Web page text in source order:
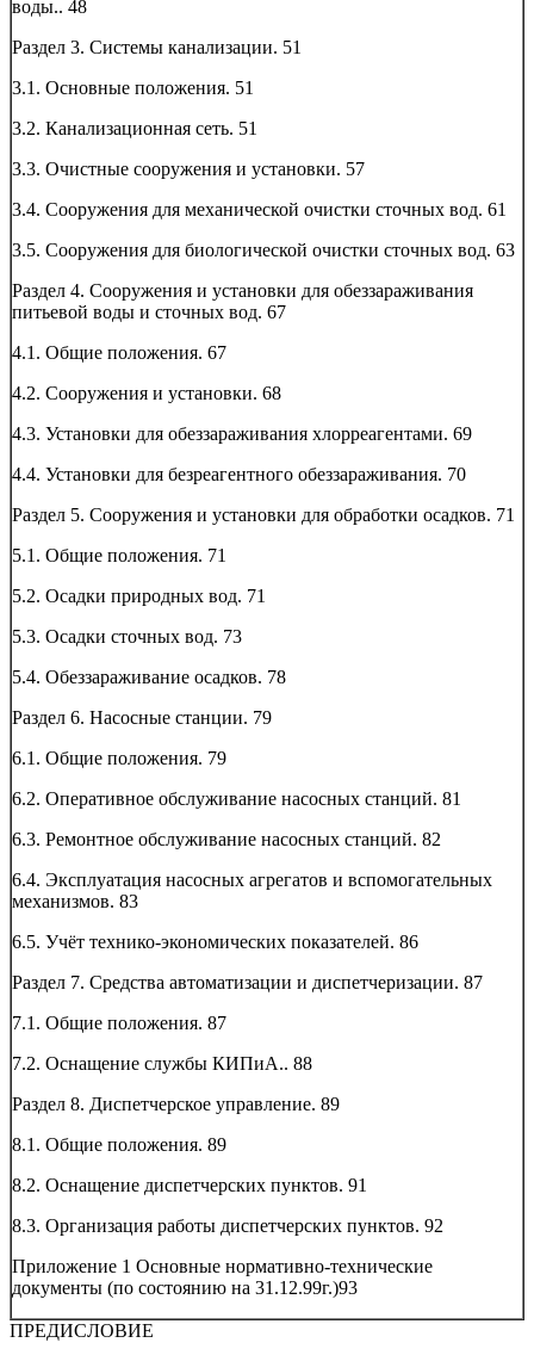
воды.. 48
Раздел 3. Системы канализации. 51
3.1. Основные положения. 51
3.2. Канализационная сеть. 51
3.3. Очистные сооружения и установки. 57
3.4. Сооружения для механической очистки сточных вод. 61
3.5. Сооружения для биологической очистки сточных вод. 63
Раздел 4. Сооружения и установки для обеззараживания
питьевой воды и сточных вод. 67
4.1. Общие положения. 67
4.2. Сооружения и установки. 68
4.3. Установки для обеззараживания хлорреагентами. 69
4.4. Установки для безреагентного обеззараживания. 70
Раздел 5. Сооружения и установки для обработки осадков. 71
5.1. Общие положения. 71
5.2. Осадки природных вод. 71
5.3. Осадки сточных вод. 73
5.4. Обеззараживание осадков. 78
Раздел 6. Насосные станции. 79
6.1. Общие положения. 79
6.2. Оперативное обслуживание насосных станций. 81
6.3. Ремонтное обслуживание насосных станций. 82
6.4. Эксплуатация насосных агрегатов и вспомогательных
механизмов. 83
6.5. Учёт технико-экономических показателей. 86
Раздел 7. Средства автоматизации и диспетчеризации. 87
7.1. Общие положения. 87
7.2. Оснащение службы КИПиА.. 88
Раздел 8. Диспетчерское управление. 89
8.1. Общие положения. 89
8.2. Оснащение диспетчерских пунктов. 91
8.3. Организация работы диспетчерских пунктов. 92
Приложение 1 Основные нормативно-технические
документы (по состоянию на 31.12.99г.)93
ПРЕДИСЛОВИЕ